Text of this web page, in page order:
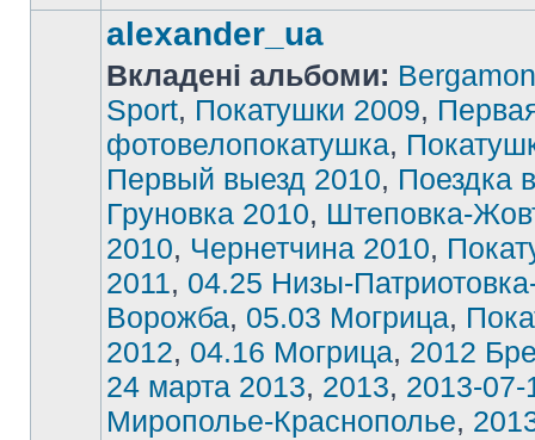
alexander_ua
Вкладені альбоми:
Sport, Покатушки 2009,
фотовелопокатушка,
Первый выезд 2010, Поездка
Груновка 2010, Штеповка-
2010, Чернетчина 2010,
2011, 04.25 Низы-
Ворожба, 05.03 Могрица,
2012, 04.16 Могрица, 2012
24 марта 2013, 2013, 2013-07-
Мирополье-Краснополье,